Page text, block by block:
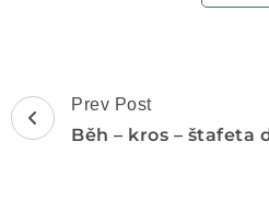
Post
Navigation
Prev Post
Běh – kros – štafeta